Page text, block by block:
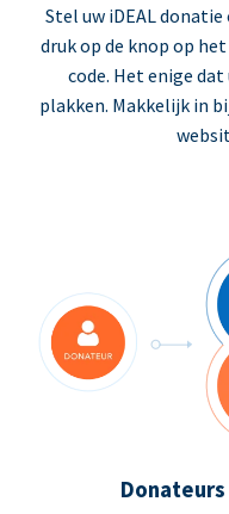
Stel uw iDEAL
druk op de knop op
code. Het enige
plakken. Makkelijk in